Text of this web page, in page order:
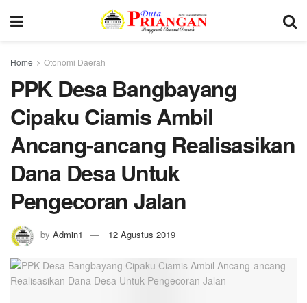
Home Otonomi Daerah
PPK Desa Bangbayang
Cipaku Ciamis Ambil
Ancang-ancang Realisasikan
Dana Desa Untuk
Pengecoran Jalan
by Admin1 12 Agustus 2019